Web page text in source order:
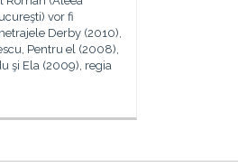
vor fi
Derby (2010),
Pentru el (2008),
şi Ela (2009), regia